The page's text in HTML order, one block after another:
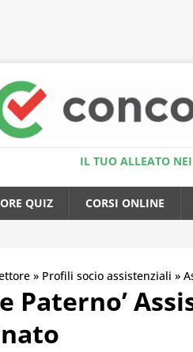
IL TUO ALLEATO
QUIZ CORSI ONLINE
» Profili socio assistenziali »
Paterno’